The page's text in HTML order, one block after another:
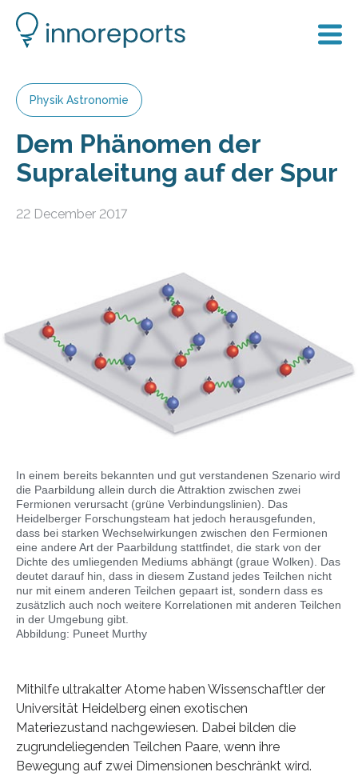
Physik Astronomie
Dem Phänomen der
Supraleitung auf der Spur
22 December 2017
In einem bereits bekannten und gut verstandenen Szenario wird
die Paarbildung allein durch die Attraktion zwischen zwei
Fermionen verursacht (grüne Verbindungslinien). Das
Heidelberger Forschungsteam hat jedoch herausgefunden,
dass bei starken Wechselwirkungen zwischen den Fermionen
eine andere Art der Paarbildung stattfindet, die stark von der
Dichte des umliegenden Mediums abhängt (graue Wolken). Das
deutet darauf hin, dass in diesem Zustand jedes Teilchen nicht
nur mit einem anderen Teilchen gepaart ist, sondern dass es
zusätzlich auch noch weitere Korrelationen mit anderen Teilchen
in der Umgebung gibt.
Abbildung: Puneet Murthy
Mithilfe ultrakalter Atome haben Wissenschaftler der
Universität Heidelberg einen exotischen
Materiezustand nachgewiesen. Dabei bilden die
zugrundeliegenden Teilchen Paare, wenn ihre
Bewegung auf zwei Dimensionen beschränkt wird.